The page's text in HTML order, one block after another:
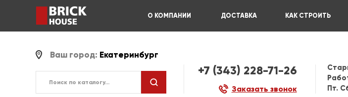
О КОМПАНИИ ДОСТАВКА КАК СТРОИТЬ
Ваш город: Екатеринбург
+7 (343) 228-71-26
Заказать звонок
Пт.